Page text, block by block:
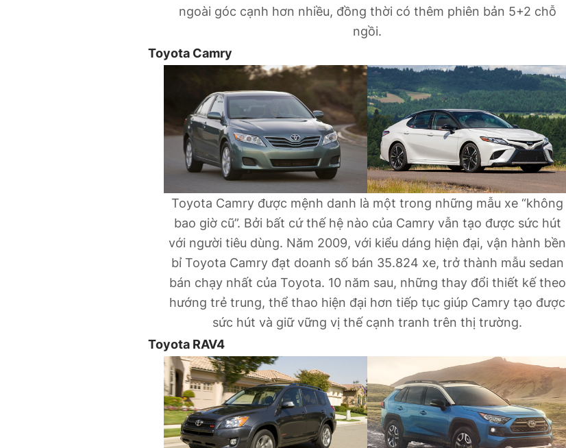
ngoài góc cạnh hơn nhiều, đồng thời có thêm phiên bản 5+2 chỗ
ngồi.
Toyota Camry
Toyota Camry được mệnh danh là một trong những mẫu xe “không
bao giờ cũ”. Bởi bất cứ thế hệ nào của Camry vẫn tạo được sức hút
với người tiêu dùng. Năm 2009, với kiểu dáng hiện đại, vận hành bền
bỉ Toyota Camry đạt doanh số bán 35.824 xe, trở thành mẫu sedan
bán chạy nhất của Toyota. 10 năm sau, những thay đổi thiết kế theo
hướng trẻ trung, thể thao hiện đại hơn tiếp tục giúp Camry tạo được
sức hút và giữ vững vị thế cạnh tranh trên thị trường.
Toyota RAV4